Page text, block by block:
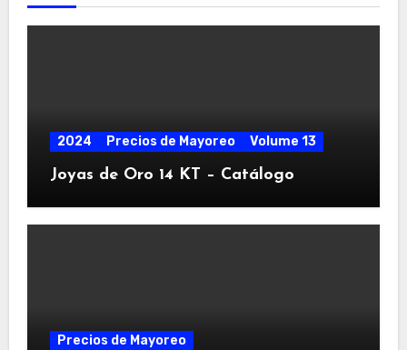
2024 Precios de Mayoreo Volume 13
Joyas de Oro 14 KT – Catálogo
Precios de Mayoreo